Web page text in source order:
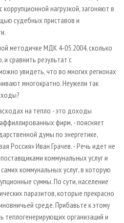
нагрузкой, загоняют в
судебных приставов и
методичке МДК 4­-05.2004, сколько
сравнить результат с
увидеть, что во многих регионах
многократно. Неужели так
на тепло - это доходы
фирм, - поясняет
думы по энергетике,
Россия» Иван Грачев. - Речь идет не
коммунальных услуг и
коммунальных услуг, в которую
суммы. По сути, население
паразитов, которые прекрасно
среде. Прибавьте к этому
теплогенерирующих организаций и